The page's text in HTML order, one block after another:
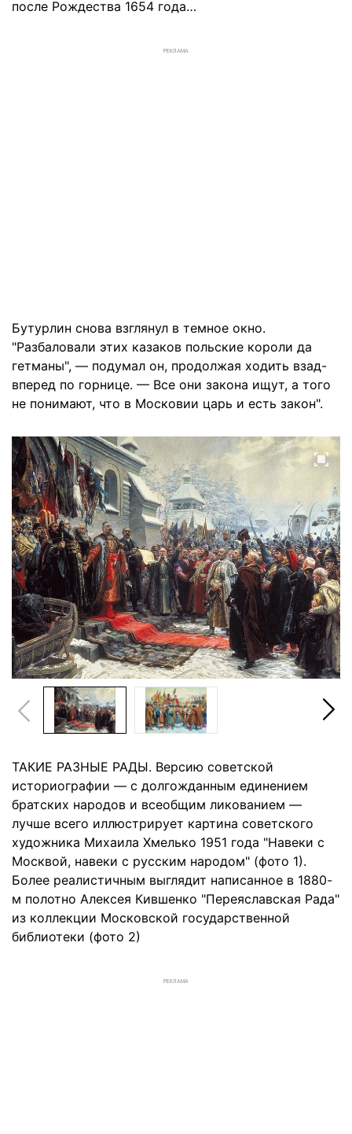
после Рождества 1654 года…
РЕКЛАМА
Бутурлин снова взглянул в темное окно.
"Разбаловали этих казаков польские короли да
гетманы", — подумал он, продолжая ходить взад-
вперед по горнице. — Все они закона ищут, а того
не понимают, что в Московии царь и есть закон".
ТАКИЕ РАЗНЫЕ РАДЫ. Версию советской
историографии — с долгожданным единением
братских народов и всеобщим ликованием —
лучше всего иллюстрирует картина советского
художника Михаила Хмелько 1951 года "Навеки с
Москвой, навеки с русским народом" (фото 1).
Более реалистичным выглядит написанное в 1880-
м полотно Алексея Кившенко "Переяславская Рада"
из коллекции Московской государственной
библиотеки (фото 2)
РЕКЛАМА